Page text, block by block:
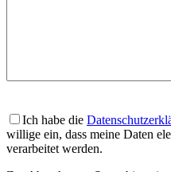
Ich habe die
willige ein, dass meine Daten
verarbeitet werden.